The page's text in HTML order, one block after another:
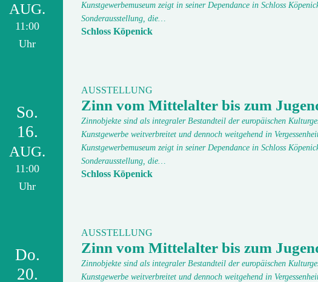
AUG.
11:00
Uhr
Kunstgewerbemuseum zeigt in seiner Dependance in Schloss
Sonderausstellung, die…
Schloss Köpenick
So.
16.
AUG.
11:00
Uhr
AUSSTELLUNG
Zinn vom Mittelalter bis zum
Zinnobjekte sind als integraler Bestandteil der europäischen
Kunstgewerbe weitverbreitet und dennoch weitgehend in
Kunstgewerbemuseum zeigt in seiner Dependance in Schloss
Sonderausstellung, die…
Schloss Köpenick
Do.
20.
AUSSTELLUNG
Zinn vom Mittelalter bis zum
Zinnobjekte sind als integraler Bestandteil der europäischen
Kunstgewerbe weitverbreitet und dennoch weitgehend in